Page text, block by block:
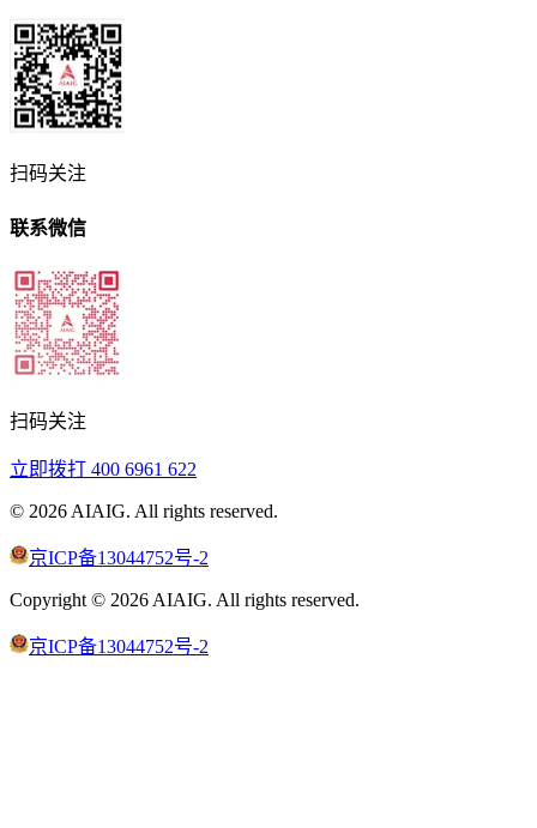
扫码关注
联系微信
扫码关注
立即拨打 400 6961 622
© 2026 AIAIG. All rights reserved.
京ICP备13044752号-2
Copyright © 2026 AIAIG. All rights reserved.
京ICP备13044752号-2